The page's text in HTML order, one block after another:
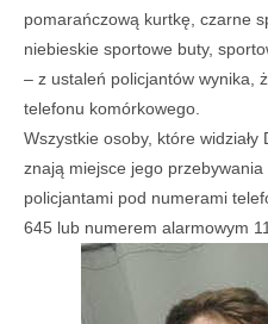
pomarańczową kurtkę, czarne
niebieskie sportowe buty,
– z ustaleń policjantów wynika,
telefonu komórkowego.
Wszystkie osoby, które
znają miejsce jego
policjantami pod numerami
645 lub numerem alarmowym